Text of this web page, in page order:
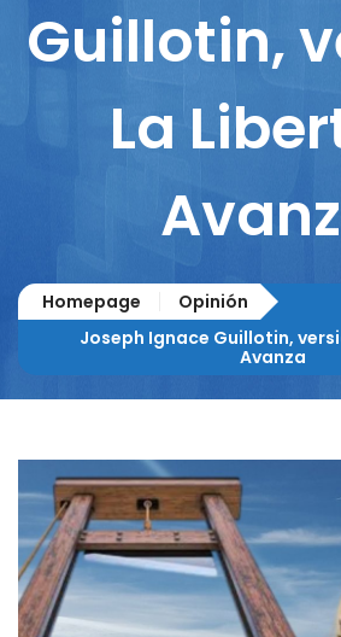
Columnistas
Guillotin,
La
Homepage
Opinión
Joseph Ignace Guillotin,
Avanza